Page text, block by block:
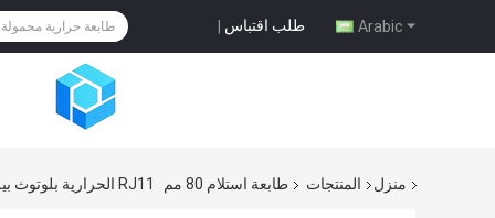
Arabic طلب اقتباس |
منزل المنتجات طابعة استلام 80 مم RJ11 الحرارية بلوتوث بيل 80mm استلام الطابعة USB Lan مع قاطع تلقائي